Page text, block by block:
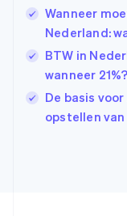
Wanneer
Nederland:
BTW in
wanneer 21%?
De basis
opstellen
English
English
Italië
ItalianoEnglish
日本語English
Kroatië